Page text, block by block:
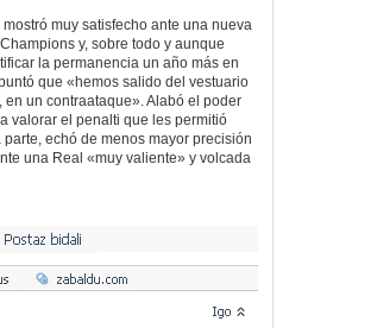
muy satisfecho ante una nueva
y, sobre todo y aunque
la permanencia un año más en
que «hemos salido del vestuario
un contraataque». Alabó el poder
valorar el penalti que les permitió
echó de menos mayor precisión
una Real «muy valiente» y volcada